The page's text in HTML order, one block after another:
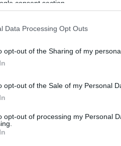
consent section.
Data Processing Opt Outs
opt-out of the Sharing of my
opt-out of the Sale of my Personal
opt-out of processing my Personal